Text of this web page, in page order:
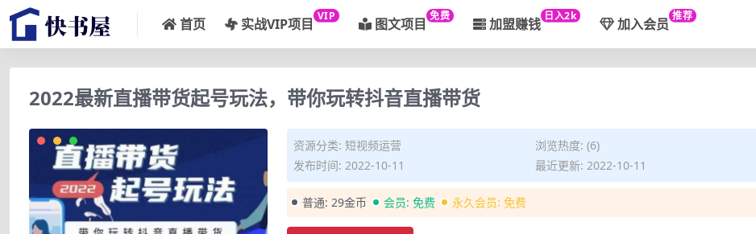
首页 实战VIP项目 VIP 图文项目 免费 加盟赚钱 日入2k 加入会员 推荐
2022最新直播带货起号玩法，带你玩转抖音直播带货
资源分类: 短视频运营
浏览热度: (6)
发布时间: 2022-10-11
最近更新: 2022-10-11
普通: 29金币 会员: 免费 永久会员: 免费